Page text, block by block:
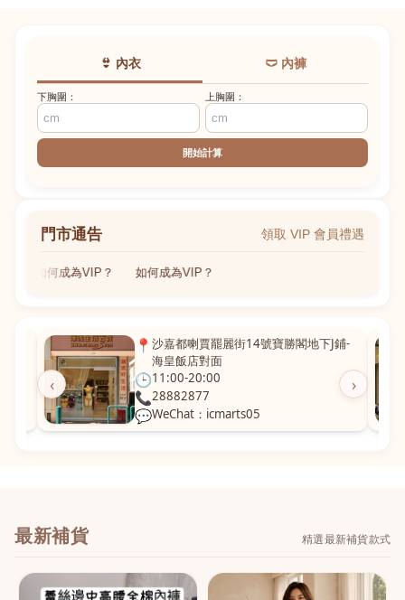
👙 內衣 🩲 內褲
下胸圍： 上胸圍：
開始計算
門市通告 領取 VIP 會員禮遇
如何成為VIP？ 如何成為VIP？
‹ ›
📍 沙嘉都喇賈罷麗街14號寶勝閣地下J鋪-
海皇飯店對面
🕒11:00-20:00
📞28882877
💬WeChat：icmarts05
最新補貨 精選最新補貨款式